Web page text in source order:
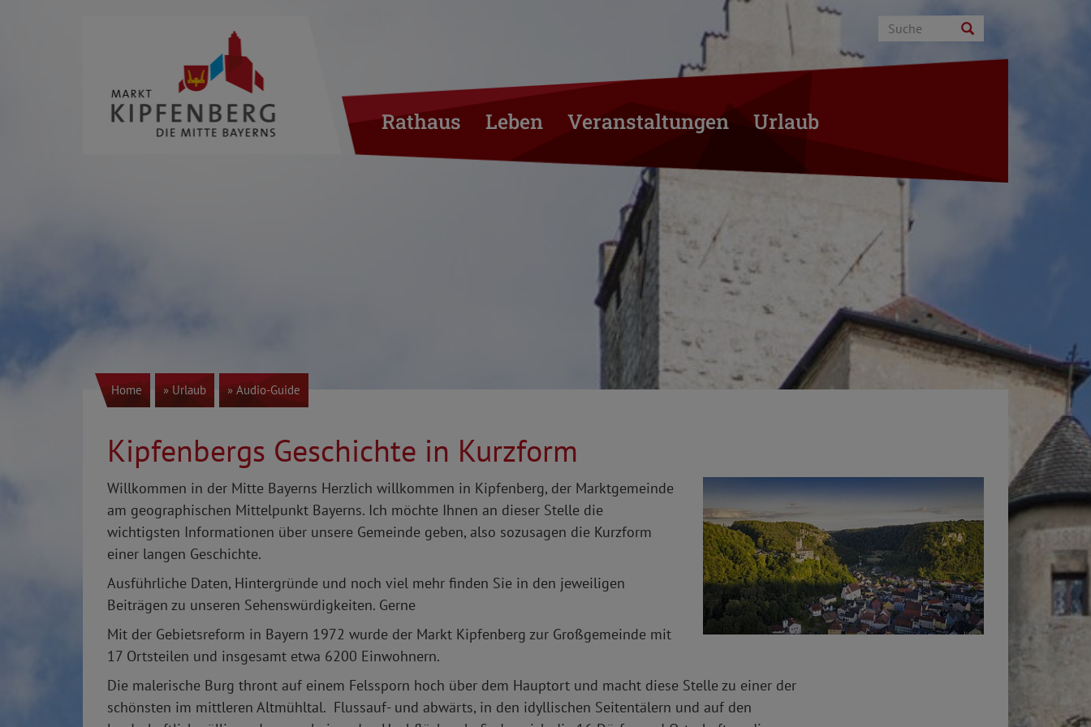
Rathaus Leben Veranstaltungen Urlaub
Home » Urlaub » Audio-Guide
Kipfenbergs Geschichte in Kurzform
Willkommen in der Mitte Bayerns Herzlich willkommen in Kipfenberg, der Marktgemeinde
am geographischen Mittelpunkt Bayerns. Ich möchte Ihnen an dieser Stelle die
wichtigsten Informationen über unsere Gemeinde geben, also sozusagen die Kurzform
einer langen Geschichte.
Ausführliche Daten, Hintergründe und noch viel mehr finden Sie in den jeweiligen
Beiträgen zu unseren Sehenswürdigkeiten. Gerne
Mit der Gebietsreform in Bayern 1972 wurde der Markt Kipfenberg zur Großgemeinde mit
17 Ortsteilen und insgesamt etwa 6200 Einwohnern.
Die malerische Burg thront auf einem Felssporn hoch über dem Hauptort und macht diese Stelle zu einer der
schönsten im mittleren Altmühltal. Flussauf- und abwärts, in den idyllischen Seitentälern und auf den